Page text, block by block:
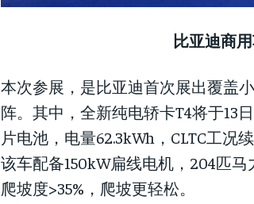
比亚迪商
本次参展，是比亚迪首次展出覆盖
阵。其中，全新纯电轿卡T4将于13
片电池，电量62.3kWh，CLTC工况
该车配备150kW扁线电机，204匹马
爬坡度>35%，爬坡更轻松。